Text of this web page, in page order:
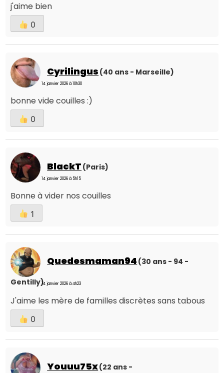
j'aime bien
0
Cyrilingus (40 ans - Marseille)
14 janvier 2026 à 10h30
bonne vide couilles :)
0
BlackT (Paris)
14 janvier 2026 à 5h15
Bonne à vider nos couilles
1
Quedesmaman94 (30 ans - 94 -
Gentilly)14 janvier 2026 à 4h23
J'aime les mère de familles discrètes sans tabous
0
Youuu75x(22 ans -